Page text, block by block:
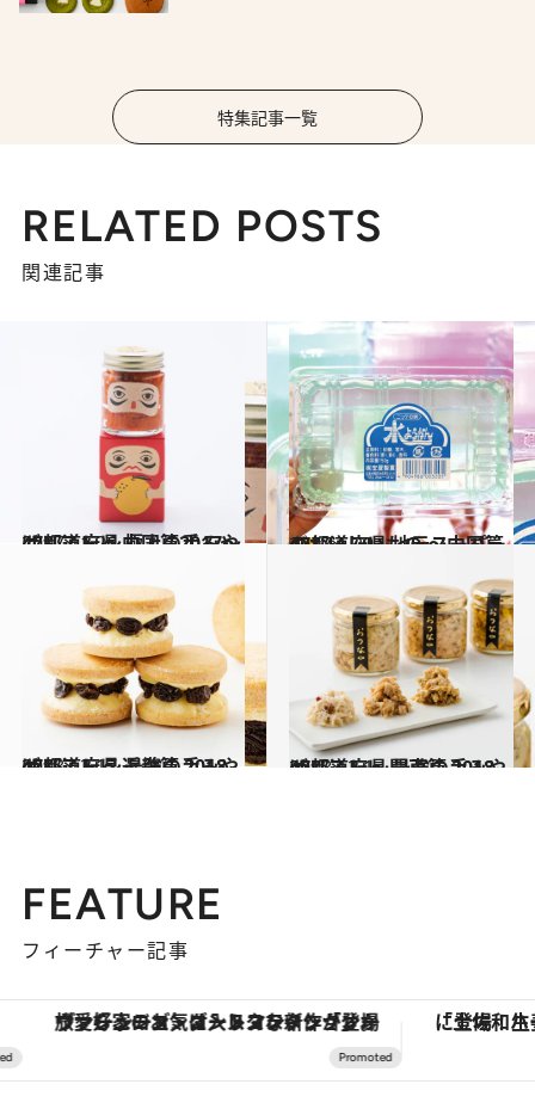
特集記事一覧
RELATED POSTS
関連記事
2017.11.26
47都道府県 極上の手みやげリスト ～中国篇2017～
グルメ 2017.1.29
47都道府県 地元スーパーのおいしいもの ～中国篇～
グルメ
2018.12.17
47都道府県 最強の手みやげリスト ～近畿篇 2018～
グルメ 2018.12.1
47都道府県 最強の手みやげリスト ～関東篇 2018～
グルメ
FEATURE
フィーチャー記事
ヴァシュロン・コンスタンタン「オーヴァーシーズ・オートマティック」。旅愛好家のお気に入りコレクションから、ジェンダーレスな新作が登場